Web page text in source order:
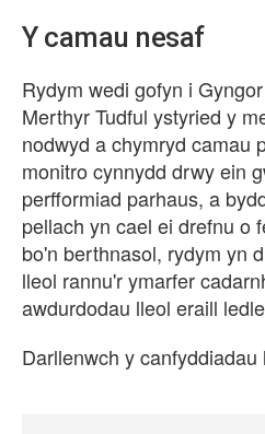
Y camau nesaf
Rydym wedi gofyn i
Merthyr Tudful ystyried y
nodwyd a chymryd camau
monitro cynnydd drwy ein
perfformiad parhaus, a
pellach yn cael ei drefnu o
bo'n berthnasol, rydym yn
lleol rannu'r ymarfer
awdurdodau lleol eraill
Darllenwch y